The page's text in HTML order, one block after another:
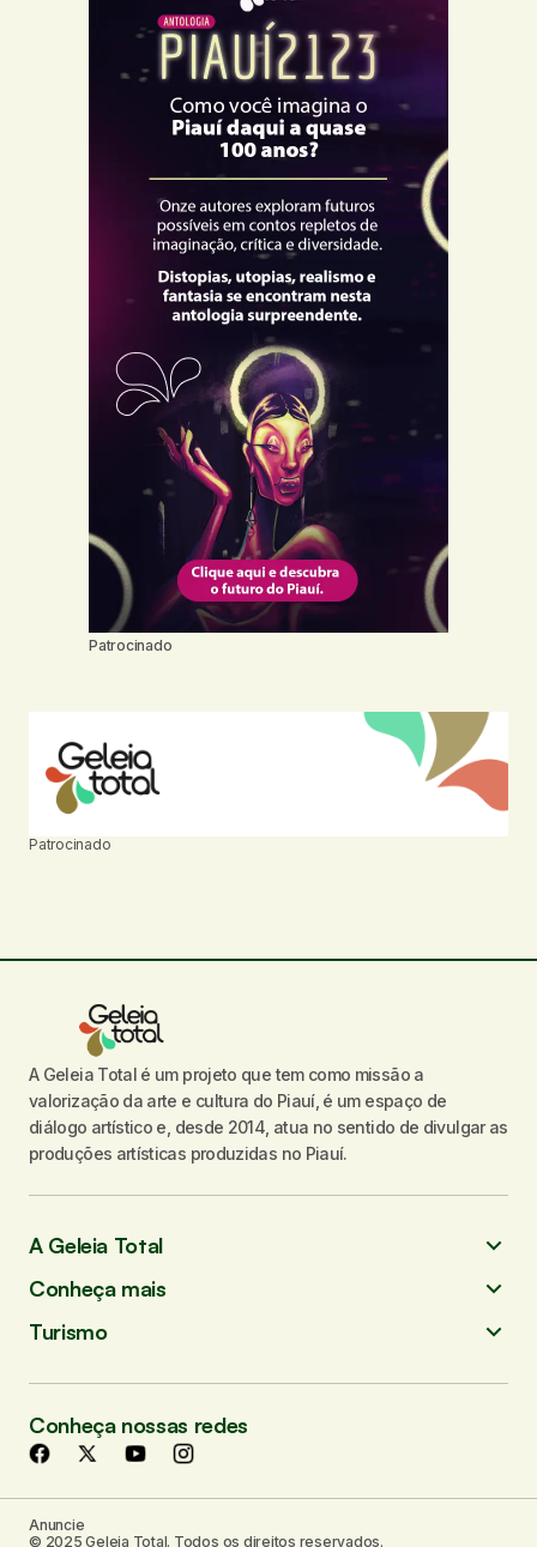
Patrocinado
Patrocinado
A Geleia Total é um projeto que tem como missão a
valorização da arte e cultura do Piauí, é um espaço de
diálogo artístico e, desde 2014, atua no sentido de divulgar as
produções artísticas produzidas no Piauí.
A Geleia Total
Conheça mais
Turismo
Conheça nossas redes
Anuncie
© 2025 Geleia Total. Todos os direitos reservados.